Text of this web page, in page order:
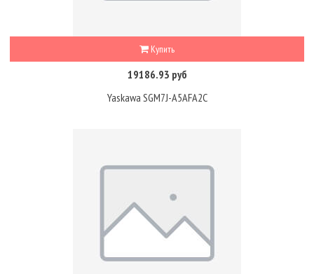
Купить
19186.93 руб
Yaskawa SGM7J-A5AFA2C